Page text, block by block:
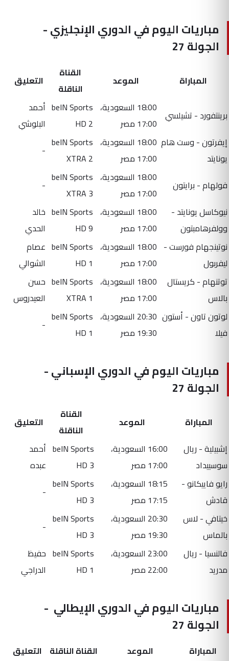
مباريات اليوم في الدوري الإنجليزي -
الجولة 27
المباراة الموعد
القناة
الناقلة
التعليق
برينتفورد - تشيلسي
18:00 السعودية،
17:00 مصر
beIN Sports
HD 2
أحمد
البلوشي
إيفرتون - وست هام
يونايتد
18:00 السعودية،
17:00 مصر
beIN Sports
XTRA 2
-
فولهام - برايتون
18:00 السعودية،
17:00 مصر
beIN Sports
XTRA 3
-
نيوكاسل يونايتد -
وولفرهامبتون
18:00 السعودية،
17:00 مصر
beIN Sports
HD 9
خالد
الحدي
نوتينجهام فورست -
ليفربول
18:00 السعودية،
17:00 مصر
beIN Sports
HD 1
عصام
الشوالي
توتنهام - كريستال
بالاس
18:00 السعودية،
17:00 مصر
beIN Sports
XTRA 1
حسن
العيدروس
لوتون تاون - أستون
فيلا
20:30 السعودية،
19:30 مصر
beIN Sports
HD 1
-
مباريات اليوم في الدوري الإسباني -
الجولة 27
المباراة الموعد
القناة
الناقلة
التعليق
إشبيلية - ريال
سوسييداد
16:00 السعودية،
17:00 مصر
beIN Sports
HD 3
أحمد
عبده
رايو فاييكانو -
قادش
18:15 السعودية،
17:15 مصر
beIN Sports
HD 3
-
خيتافي - لاس
بالماس
20:30 السعودية،
19:30 مصر
beIN Sports
HD 3
-
فالنسيا - ريال
مدريد
23:00 السعودية،
22:00 مصر
beIN Sports
HD 1
حفيظ
الدراجي
مباريات اليوم في الدوري الإيطالي -
الجولة 27
المباراة الموعد القناة الناقلة التعليق